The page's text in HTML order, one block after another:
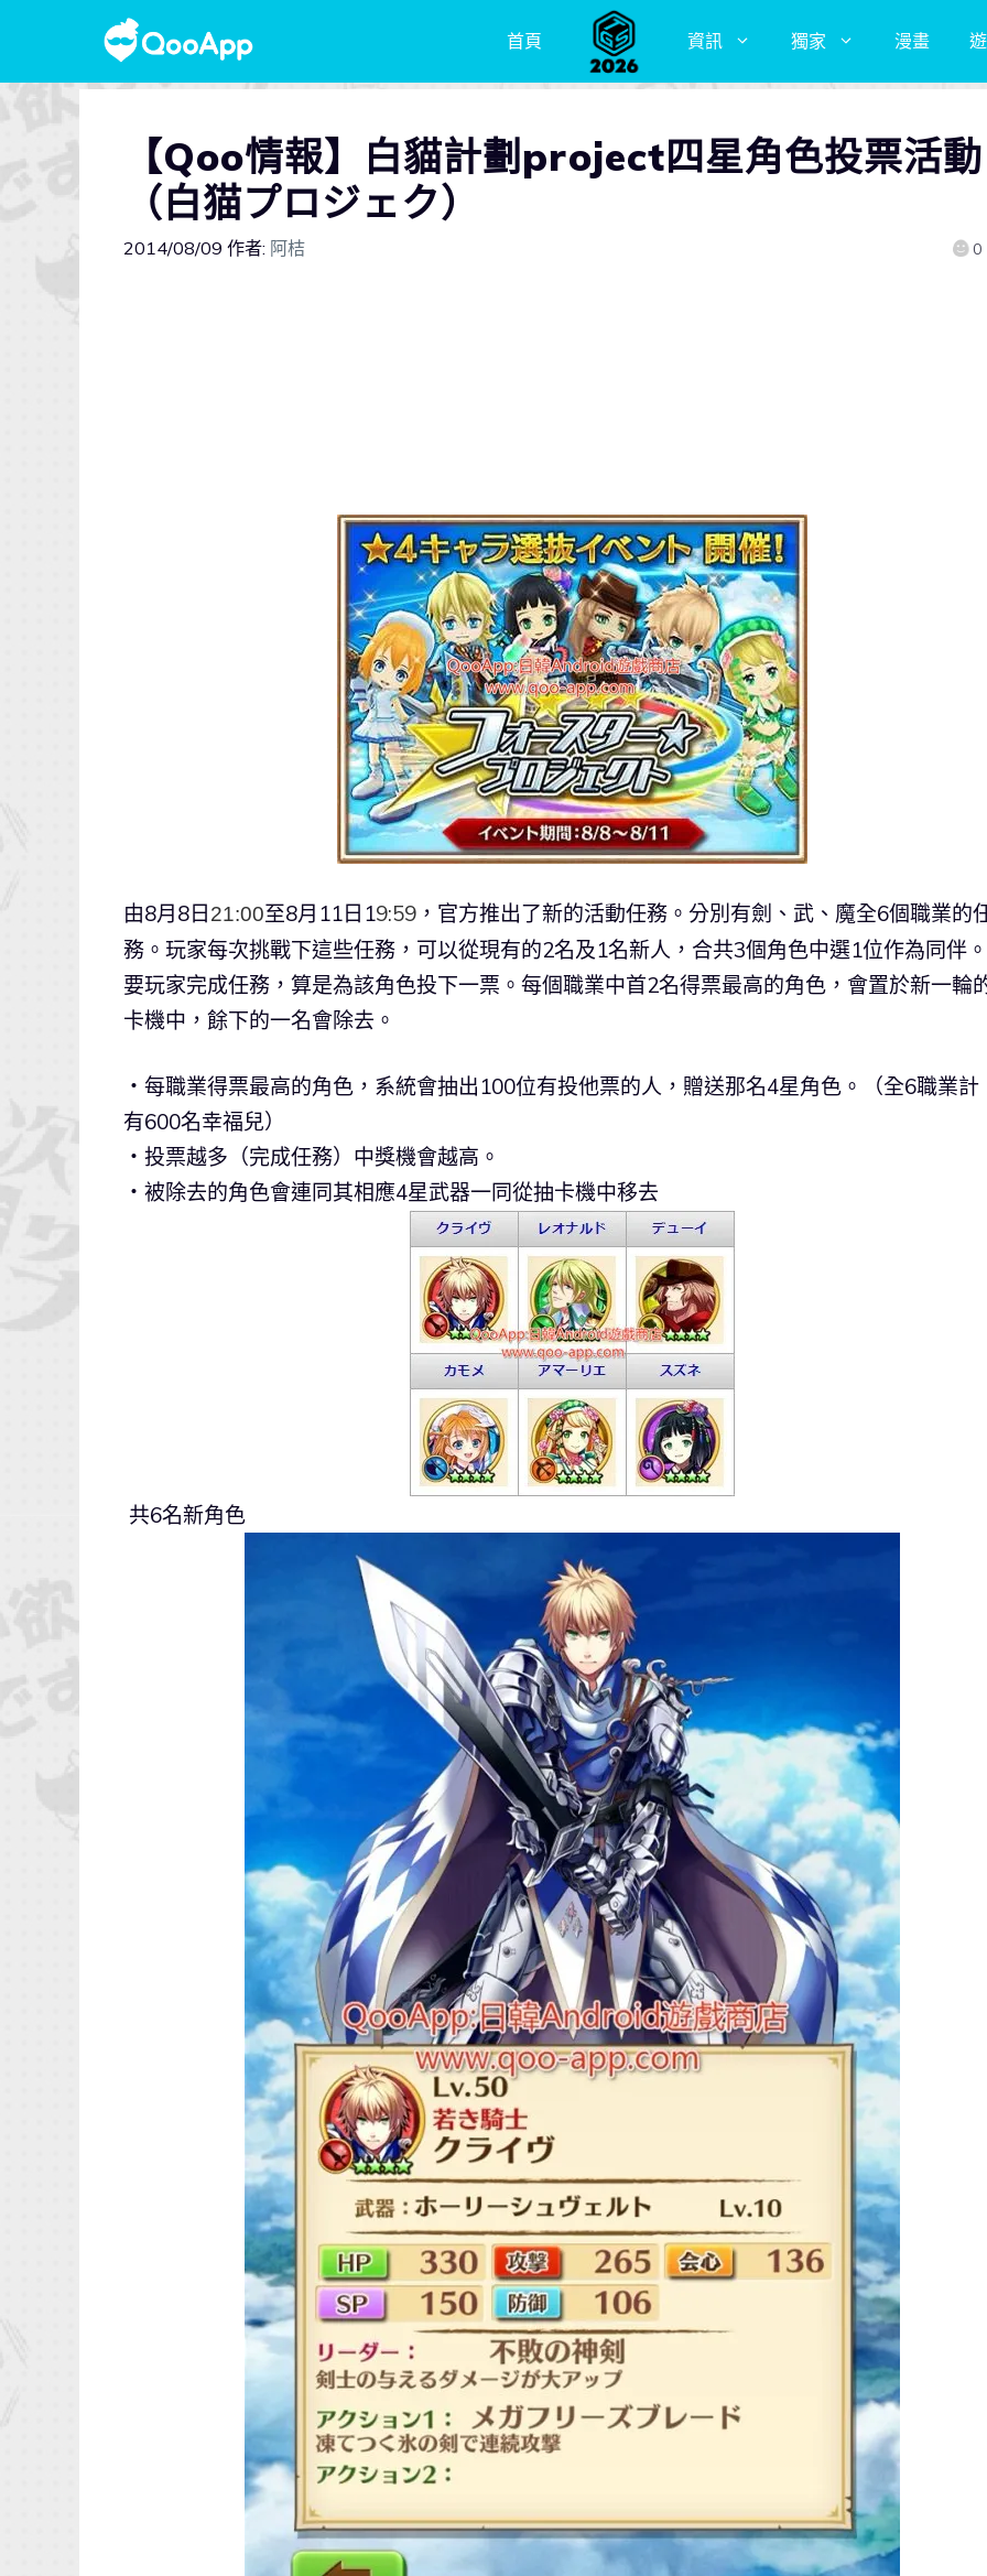
首頁 資訊 獨家 漫畫
【Qoo情報】白貓計劃project四星角色投票活動
（白猫プロジェク）
2014/08/09 作者: 阿桔 0
由8月8日21:00至8月11日19:59 ， 官方推出了新的活動任務。分別有劍、武、魔全6個職業的
務。 玩家每次挑戰下這些任務，可以從現有的2名及1名新人， 合共3個角色中選1位作為同伴
要玩家完成任務， 算是為該角色投下一票。每個職業中首2名得票最高的角色， 會置於新一輪
卡機中，餘下的一名會除去。
‧每職業得票最高的角色，系統會抽出100位有投他票的人， 贈送那名4星角色。（全6職業計
有600名幸福兒）
‧投票越多（完成任務）中獎機會越高。
‧被除去的角色會連同其相應4星武器一同從抽卡機中移去
共6名新角色